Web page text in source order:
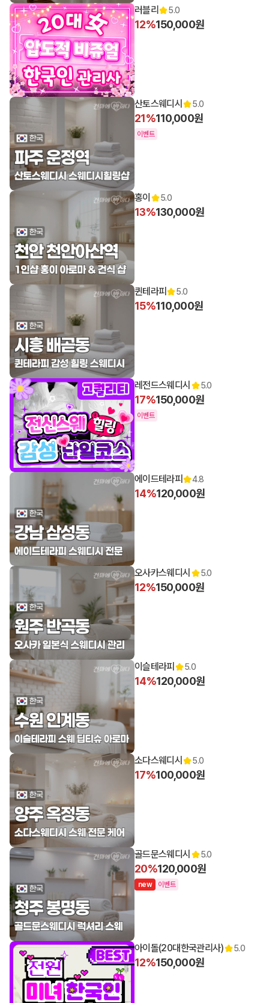
러블리 5.0
12%150,000원
산토스웨디시 5.0
21%110,000원
이벤트
홍이 5.0
13%130,000원
퀸테라피 5.0
15%110,000원
레전드스웨디시 5.0
17%150,000원
이벤트
에이드테라피 4.8
14%120,000원
오사카스웨디시 5.0
12%150,000원
이슬테라피 5.0
14%120,000원
소다스웨디시 5.0
17%100,000원
골드문스웨디시 5.0
20%120,000원
new 이벤트
아이돌(20대한국관리사) 5.0
12%150,000원